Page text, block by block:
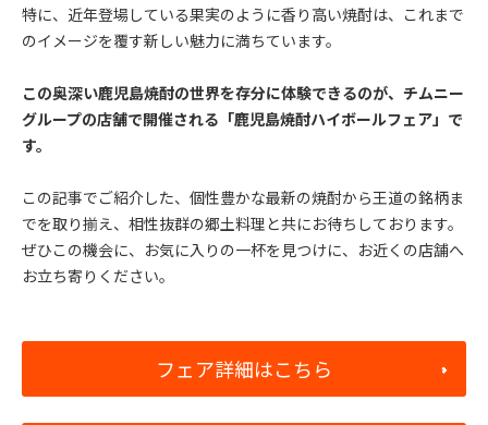
特に、近年登場している果実のように香り高い焼酎は、これまで
のイメージを覆す新しい魅力に満ちています。
この奥深い鹿児島焼酎の世界を存分に体験できるのが、チムニー
グループの店舗で開催される「鹿児島焼酎ハイボールフェア」で
す。
この記事でご紹介した、個性豊かな最新の焼酎から王道の銘柄ま
でを取り揃え、相性抜群の郷土料理と共にお待ちしております。
ぜひこの機会に、お気に入りの一杯を見つけに、お近くの店舗へ
お立ち寄りください。
フェア詳細はこちら